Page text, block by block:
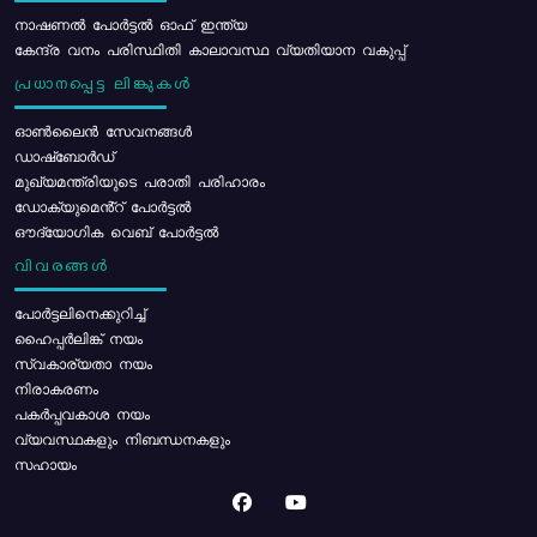
നാഷണൽ പോർട്ടൽ ഓഫ് ഇന്ത്യ
കേന്ദ്ര വനം പരിസ്ഥിതി കാലാവസ്ഥ വ്യതിയാന വകുപ്പ്
പ്രധാനപ്പെട്ട ലിങ്കുകൾ
ഓൺലൈൻ സേവനങ്ങൾ
ഡാഷ്ബോർഡ്
മുഖ്യമന്ത്രിയുടെ പരാതി പരിഹാരം
ഡോക്യുമെൻ്റ് പോർട്ടൽ
ഔദ്യോഗിക വെബ് പോർട്ടൽ
വിവരങ്ങൾ
പോര്‍ട്ടലിനെക്കുറിച്ച്
ഹൈപ്പർലിങ്ക് നയം
സ്വകാര്യതാ നയം
നിരാകരണം
പകർപ്പവകാശ നയം
വ്യവസ്ഥകളും നിബന്ധനകളും
സഹായം